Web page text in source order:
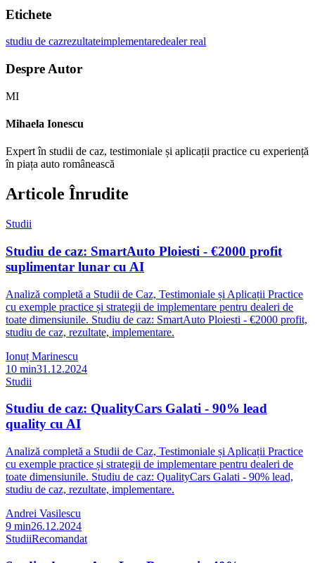
Etichete
studiu de cazrezultateimplementaredealer real
Despre Autor
MI
Mihaela Ionescu
Expert în studii de caz, testimoniale și aplicații practice cu experiență
în piața auto românească
Articole Înrudite
Studii
Studiu de caz: SmartAuto Ploiesti - €2000 profit
suplimentar lunar cu AI
Analiză completă a Studii de Caz, Testimoniale și Aplicații Practice
cu exemple practice și strategii de implementare pentru dealeri de
toate dimensiunile. Studiu de caz: SmartAuto Ploiesti - €2000 profit,
studiu de caz, rezultate, implementare.
Ionuț Marinescu
10 min31.12.2024
Studii
Studiu de caz: QualityCars Galati - 90% lead
quality cu AI
Analiză completă a Studii de Caz, Testimoniale și Aplicații Practice
cu exemple practice și strategii de implementare pentru dealeri de
toate dimensiunile. Studiu de caz: QualityCars Galati - 90% lead,
studiu de caz, rezultate, implementare.
Andrei Vasilescu
9 min26.12.2024
StudiiRecomandat